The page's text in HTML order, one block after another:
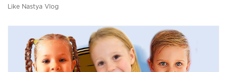
Like Nastya Vlog